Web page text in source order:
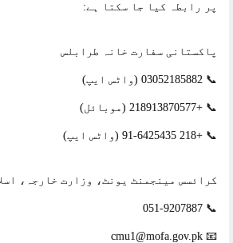
پر رابطہ کیا جا سکتا ہے:
پاکستانی سفارت خانہ طرابلس
📞 03052185882 (واٹس ایپ)
📞 +218913870577 (موبائل)
📞 +218 91-6425435 (واٹس ایپ)
کرائسس مینجمنٹ یونٹ، وزارت خارجہ،
📞 051-9207887
📧 cmu1@mofa.gov.pk